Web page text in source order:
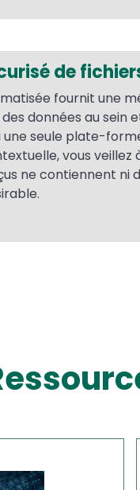
de
fournit une
données au sein
seule plate-
vous veillez
ne contiennent ni